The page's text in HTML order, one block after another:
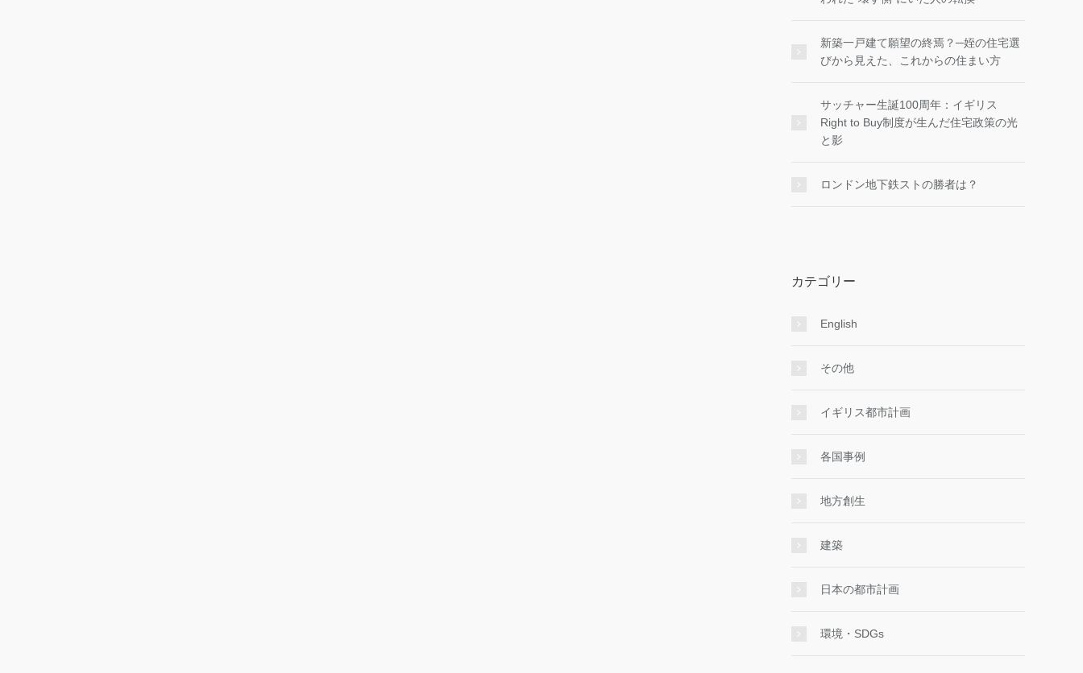
新築一戸建て願望の終焉？─姪の住宅選
びから見えた、これからの住まい方
サッチャー生誕100周年：イギリス
Right to Buy制度が生んだ住宅政策の光
と影
ロンドン地下鉄ストの勝者は？
カテゴリー
English
その他
イギリス都市計画
各国事例
地方創生
建築
日本の都市計画
環境・SDGs